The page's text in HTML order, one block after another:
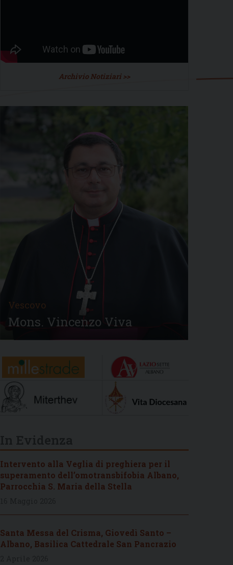
Archivio Notiziari >>
Vescovo
Mons. Vincenzo Viva
Intervento alla Veglia di preghiera per il
superamento dell’omotransbifobia Albano,
Parrocchia S. Maria della Stella
Santa Messa del Crisma, Giovedì Santo –
Albano, Basilica Cattedrale San Pancrazio